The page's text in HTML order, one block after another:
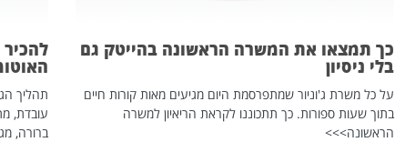
כך תמצאו את המשרה הראשונה בהייטק גם
בלי ניסיון
על כל משרת ג'וניור שמתפרסמת היום מגיעים מאות קורות חיים
בתוך שעות ספורות. כך תתכוננו לקראת הריאיון למשרה
הראשונה>>>
עובדת,
ברורה,